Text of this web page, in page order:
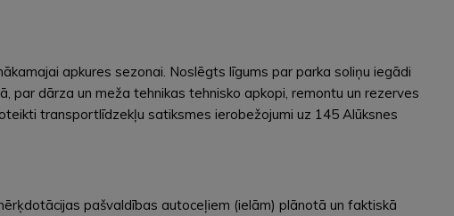
apkures sezonai. Noslēgts līgums par parka soliņu iegādi
par dārza un meža tehnikas tehnisko apkopi, remontu un rezerves
transportlīdzekļu satiksmes ierobežojumi uz 145 Alūksnes
pašvaldības autoceļiem (ielām) plānotā un faktiskā